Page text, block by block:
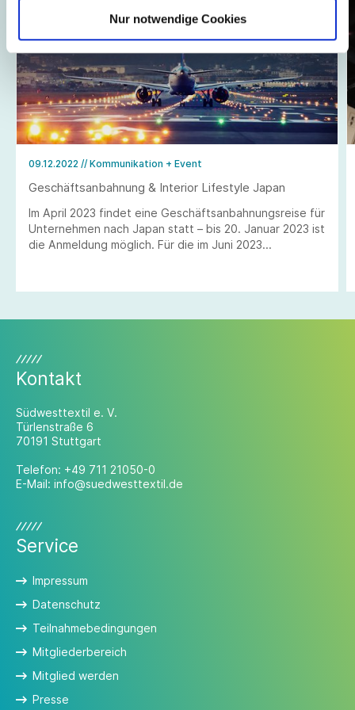
Nur notwendige Cookies
09.12.2022 // Kommunikation + Event
Geschäftsanbahnung & Interior Lifestyle Japan
Im April 2023 findet eine Geschäftsanbahnungsreise für
Unternehmen nach Japan statt – bis 20. Januar 2023 ist
die Anmeldung möglich. Für die im Juni 2023
Kontakt
Südwesttextil e. V.
Türlenstraße 6
70191 Stuttgart
Telefon: +49 711 21050-0
E-Mail: info@suedwesttextil.de
Service
Impressum
Datenschutz
Teilnahmebedingungen
Mitgliederbereich
Mitglied werden
Presse